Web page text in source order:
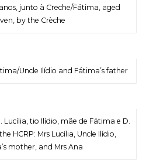
junto à Creche/Fátima, aged
by the Crèche
Uncle Ilídio and Fátima’s father
Lucília, tio Ilídio, mãe de Fátima e D.
HCRP: Mrs Lucília, Uncle Ilídio,
mother, and Mrs Ana